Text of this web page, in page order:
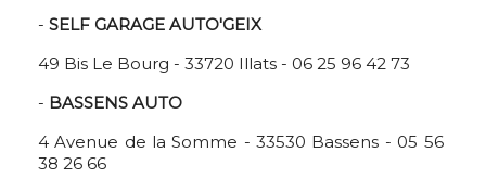
- SELF GARAGE AUTO'GEIX
49 Bis Le Bourg - 33720 Illats - 06 25 96 42 73
- BASSENS AUTO
4 Avenue de la Somme - 33530 Bassens - 05 56
38 26 66